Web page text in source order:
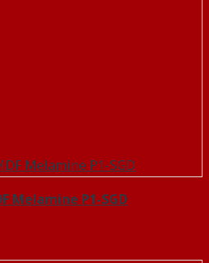
Melamine P1-SGD